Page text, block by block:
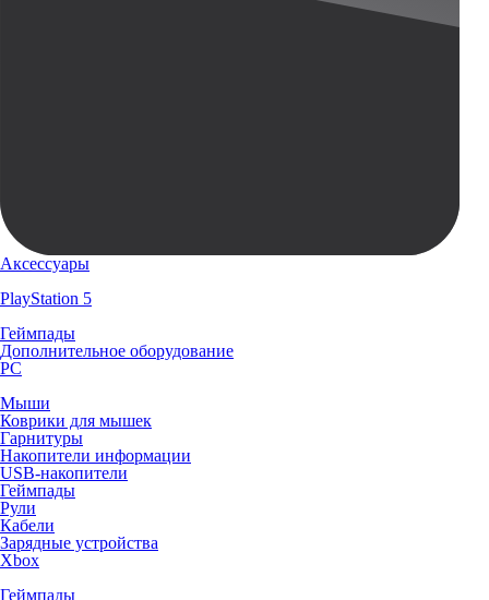
Аксессуары
PlayStation 5
Геймпады
Дополнительное оборудование
PC
Мыши
Коврики для мышек
Гарнитуры
Накопители информации
USB-накопители
Геймпады
Рули
Кабели
Зарядные устройства
Xbox
Геймпады